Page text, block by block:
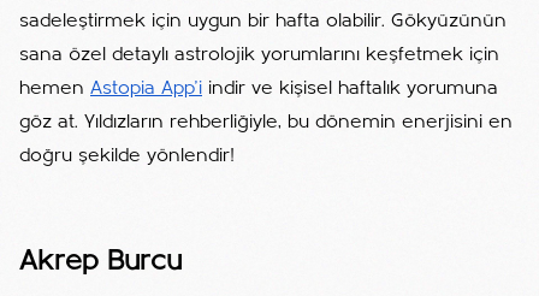
sadeleştirmek için uygun bir hafta olabilir. Gökyüzünün
sana özel detaylı astrolojik yorumlarını keşfetmek için
hemen Astopia App'i indir ve kişisel haftalık yorumuna
göz at. Yıldızların rehberliğiyle, bu dönemin enerjisini en
doğru şekilde yönlendir!
Akrep Burcu